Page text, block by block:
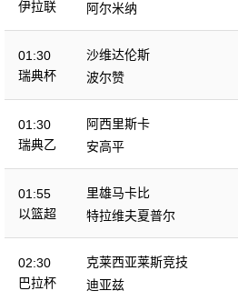
伊拉联
阿尔米纳
01:30
瑞典杯
沙维达伦斯
波尔赞
01:30
瑞典乙
阿西里斯卡
安高平
01:55
以篮超
里雄马卡比
特拉维夫夏普尔
02:30
巴拉杯
克莱西亚莱斯竞技
迪亚兹